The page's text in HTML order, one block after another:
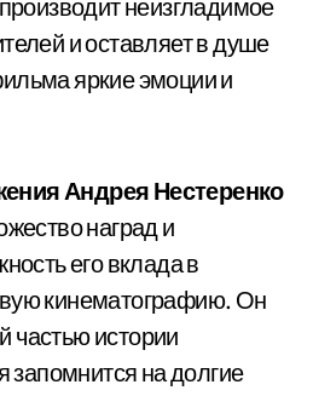
неизгладимое
и оставляет в душе
яркие эмоции и
Андрея Нестеренко
наград и
его вклада в
кинематографию. Он
частью истории
запомнится на долгие